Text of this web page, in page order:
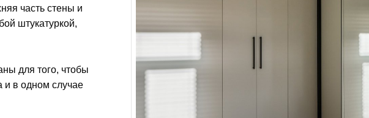
часть стены и
штукатуркой,
для того, чтобы
и в одном случае